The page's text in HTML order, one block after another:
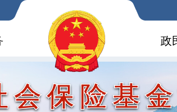
政
会保险基